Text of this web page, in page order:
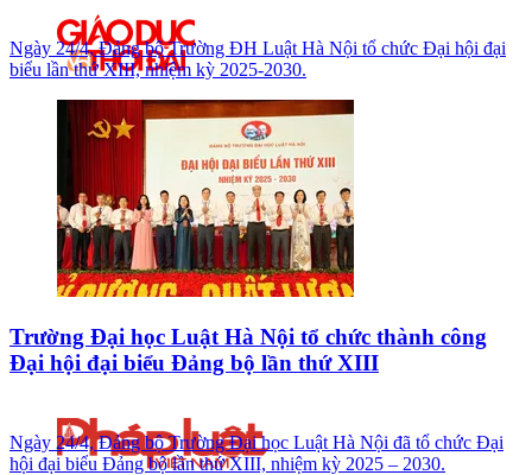
Ngày 24/4, Đảng bộ Trường ĐH Luật Hà Nội tổ chức Đại hội đại
biểu lần thứ XIII, nhiệm kỳ 2025-2030.
Trường Đại học Luật Hà Nội tổ chức thành công
Đại hội đại biểu Đảng bộ lần thứ XIII
Ngày 24/4, Đảng bộ Trường Đại học Luật Hà Nội đã tổ chức Đại
hội đại biểu Đảng bộ lần thứ XIII, nhiệm kỳ 2025 – 2030.